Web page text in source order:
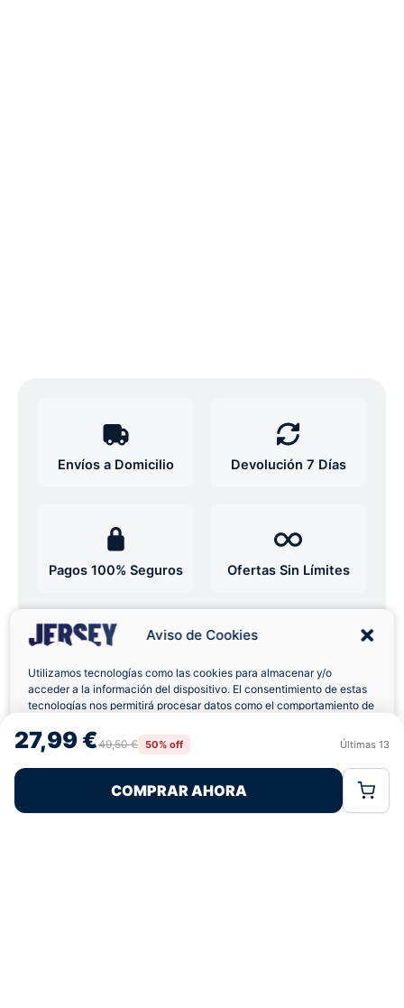
Aviso de Cookies
Utilizamos tecnologías como las cookies para almacenar y/o
acceder a la información del dispositivo. El consentimiento de estas
tecnologías nos permitirá procesar datos como el comportamiento de
retirar el consentimiento, puede afectar negativamente a ciertas
características y funciones.
Rechazar
Política de CookiesPolítica de Privacidad
27,99 €49,50 € 50% off Últimas 13
COMPRAR AHORA
Envíos a Domicilio Devolución 7 Días
Pagos 100% Seguros Ofertas Sin Límites
★★★★★ 5,0 basado en 12+ reseñas
¿Tienes dudas con la talla o el envío?
Escríbenos por WhatsApp